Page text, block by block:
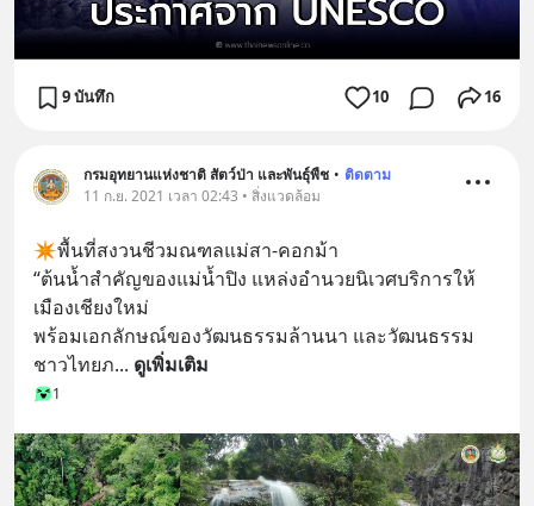
9 บันทึก 10 16
กรมอุทยานแห่งชาติ สัตว์ป่า และพันธุ์พืช • ติดตาม
11 ก.ย. 2021 เวลา 02:43 • สิ่งแวดล้อม
✴️พื้นที่สงวนชีวมณฑลแม่สา-คอกม้า
“ต้นน้ำสำคัญของแม่น้ำปิง แหล่งอำนวยนิเวศบริการให้
เมืองเชียงใหม่
พร้อมเอกลักษณ์ของวัฒนธรรมล้านนา และวัฒนธรรม
ชาวไทยภ... ดูเพิ่มเติม
1